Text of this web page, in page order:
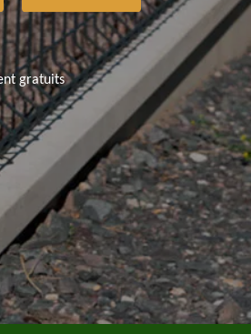
gratuits